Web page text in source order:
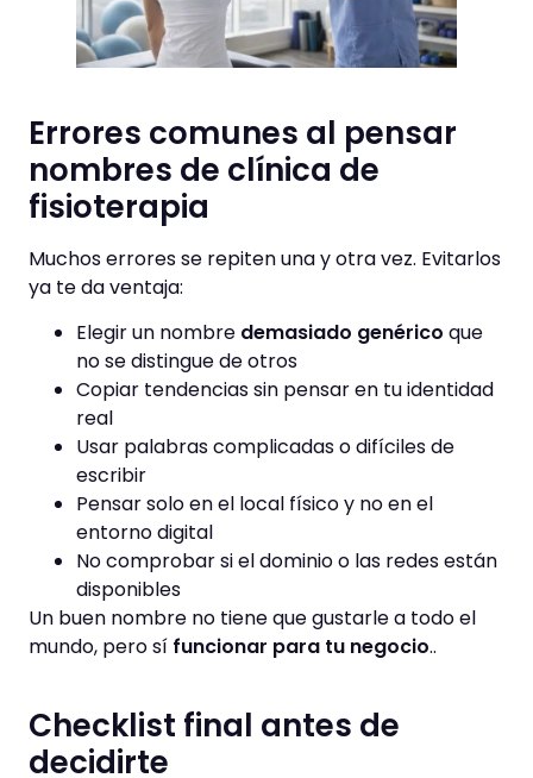
Errores comunes al pensar
nombres de clínica de
fisioterapia
Muchos errores se repiten una y otra vez. Evitarlos
ya te da ventaja:
Elegir un nombre demasiado genérico que
no se distingue de otros
Copiar tendencias sin pensar en tu identidad
real
Usar palabras complicadas o difíciles de
escribir
Pensar solo en el local físico y no en el
entorno digital
No comprobar si el dominio o las redes están
disponibles
Un buen nombre no tiene que gustarle a todo el
mundo, pero sí funcionar para tu negocio..
Checklist final antes de
decidirte